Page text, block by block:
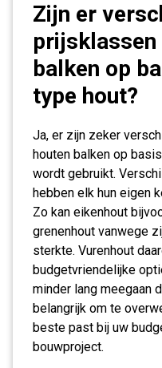
Zijn er
prijsklassen
balken op
type hout?
Ja, er zijn zeker
houten balken op
wordt gebruikt.
hebben elk hun eigen
Zo kan eikenhout
grenenhout vanwege
sterkte. Vurenhout
budgetvriendelijke
minder lang meegaan
belangrijk om te
beste past bij uw
bouwproject.